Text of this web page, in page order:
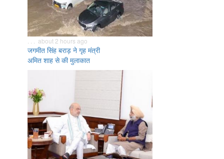
. . . about 2 hours ago
जगमीत सिंह बराड़ ने गृह मंत्री
अमित शाह से की मुलाकात